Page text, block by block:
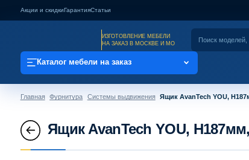
Акции и скидкиГарантияСтатьи
ИЗГОТОВЛЕНИЕ МЕБЕЛИ
НА ЗАКАЗ В МОСКВЕ И МО
Каталог мебели на заказ
Главная Фурнитура Системы выдвижения Ящик AvanTech YOU,
Ящик AvanTech YOU,